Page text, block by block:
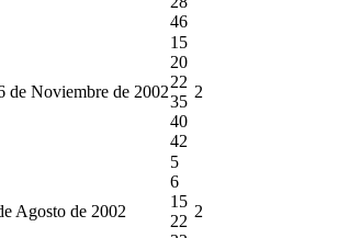
46
de Noviembre de 2002
15
20
22
35
40
42
2
Agosto de 2002
5
6
15
22
2